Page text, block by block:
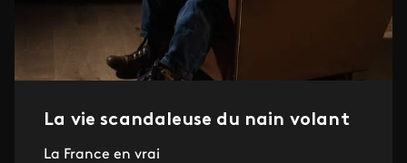
La vie scandaleuse du nain volant
La France en vrai